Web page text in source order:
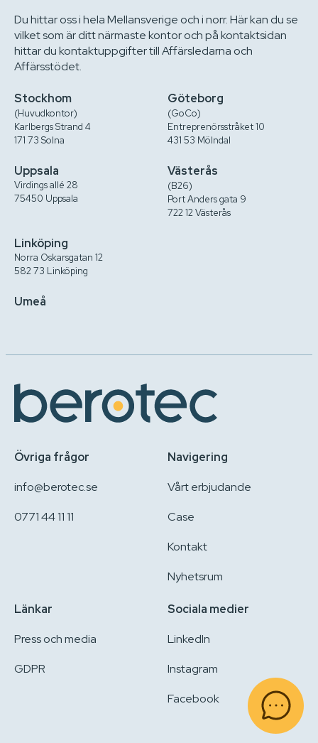
Du hittar oss i hela Mellansverige och i norr. Här kan du se
vilket som är ditt närmaste kontor och på kontaktsidan
hittar du kontaktuppgifter till Affärsledarna och
Affärsstödet.
Stockhom
(Huvudkontor)
Karlbergs Strand 4
171 73 Solna
Uppsala
Virdings allé 28
75450 Uppsala
Göteborg
(GoCo)
Entreprenörsstråket 10
431 53 Mölndal
Västerås
(B26)
Port Anders gata 9
722 12 Västerås
Linköping
Norra Oskarsgatan 12
582 73 Linköping
Umeå
Övriga frågor
info@berotec.se
0771 44 11 11
Navigering
Vårt erbjudande
Case
Kontakt
Nyhetsrum
Länkar
Press och media
GDPR
Sociala medier
LinkedIn
Instagram
Facebook